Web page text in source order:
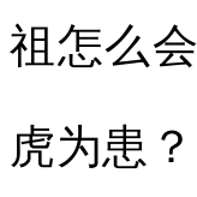
祖怎么
虎为患